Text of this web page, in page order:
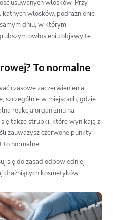
usuwanych włosków. Przy
włosków, podrażnienie
dniu, w którym
owłosieniu objawy te
To normalne
czasowe zaczerwienienia,
szczególnie w miejscach, gdzie
reakcja organizmu na
także strupki, które wynikają z
zauważysz czerwone punkty
to normalne.
się do zasad odpowiedniej
drażniących kosmetyków.